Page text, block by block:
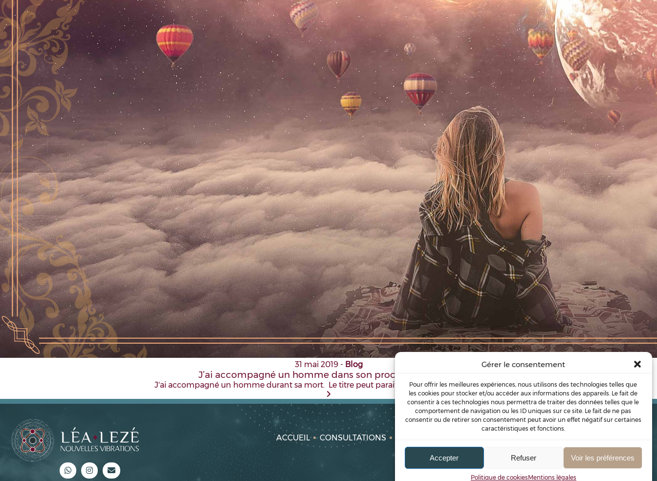
Gérer le consentement
Pour offrir les meilleures expériences, nous utilisons des technologies telles que
les cookies pour stocker et/ou accéder aux informations des appareils. Le fait de
consentir à ces technologies nous permettra de traiter des données telles que le
comportement de navigation ou les ID uniques sur ce site. Le fait de ne pas
consentir ou de retirer son consentement peut avoir un effet négatif sur certaines
caractéristiques et fonctions.
Accepter Refuser Voir les préférences
Politique de cookiesMentions légales
31 mai 2019- Blog
J’ai accompagné un homme dans son processus de mort
J'ai accompagné un homme durant sa mort. Le titre peut paraitre effrayant, mais il ne l'est …
ACCUEIL CONSULTATIONS
Cookies